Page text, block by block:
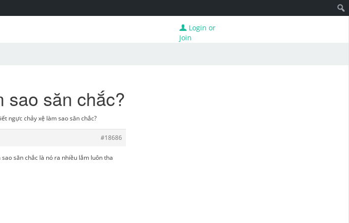
Login or
Join
sao săn chắc?
ngực chảy xệ làm sao săn chắc?
#18686
săn chắc là nó ra nhiều lắm luôn tha